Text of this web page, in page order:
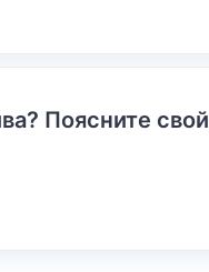
Поясните свой